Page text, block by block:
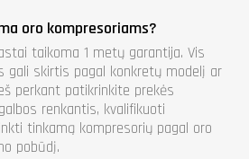
oro kompresoriams?
taikoma 1 metų garantija. Vis
gali skirtis pagal konkretų modelį ar
perkant patikrinkite prekės
renkantis, kvalifikuoti
tinkamą kompresorių pagal oro
pobūdį.